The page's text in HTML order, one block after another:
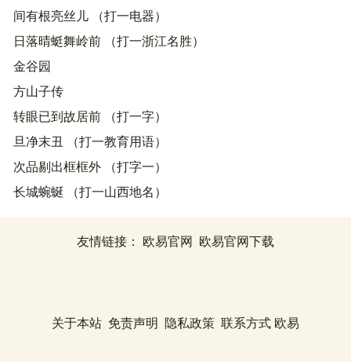
间有根亮丝儿 （打一电器）
日落晴蜓舞岭前 （打一浙江名胜）
金谷园
方山子传
转眼已到故居前 （打一字）
旦净末丑 （打一教育用语）
次品剔出框框外 （打字一）
长城蜿蜒 （打一山西地名）
友情链接： 欧易官网 欧易官网下载
关于本站 免责声明 隐私政策 联系方式 欧易